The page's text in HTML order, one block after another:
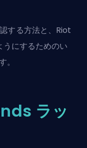
る方法と、 Riot
にするためのい
ラッ